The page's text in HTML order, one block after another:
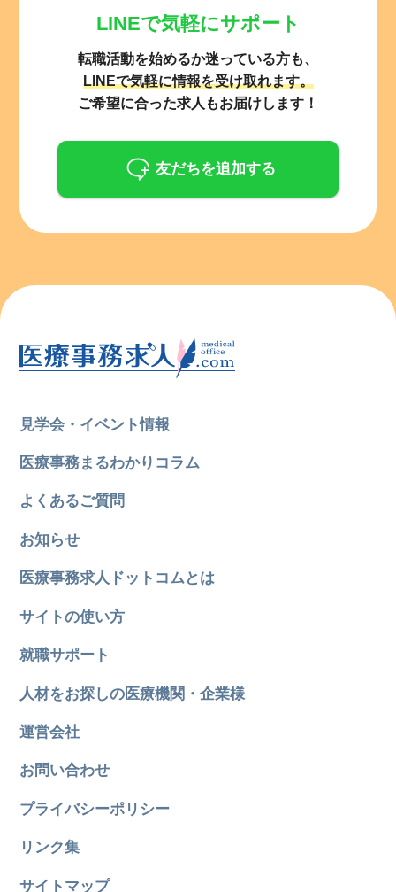
LINEで気軽にサポート
転職活動を始めるか迷っている方も、
LINEで気軽に情報を受け取れます。
ご希望に合った求人もお届けします！
友だちを追加する
見学会・イベント情報
医療事務まるわかりコラム
よくあるご質問
お知らせ
医療事務求人ドットコムとは
サイトの使い方
就職サポート
人材をお探しの医療機関・企業様
運営会社
お問い合わせ
プライバシーポリシー
リンク集
サイトマップ